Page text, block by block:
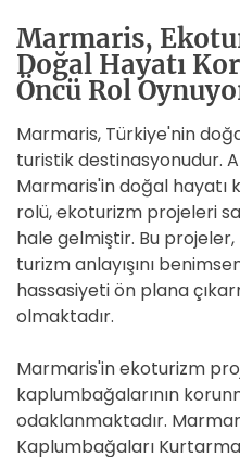
Marmaris,
Doğal Hayatı
Öncü Rol
Marmaris, Türkiye'nin
turistik destinasyonudur.
Marmaris'in doğal hayatı
rolü, ekoturizm projeleri
hale gelmiştir. Bu
turizm anlayışını
hassasiyeti ön plana
olmaktadır.
Marmaris'in ekoturizm
kaplumbağalarının
odaklanmaktadır.
Kaplumbağaları